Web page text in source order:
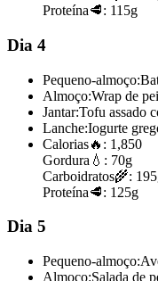
Proteína🥩: 115g
Dia 4
Pequeno-almoço:
Almoço:Wrap de
Jantar:Tofu assado
Lanche:Iogurte
Calorias🔥: 1,850
Gordura 💧: 70g
Carboidratos🌾:
Proteína🥩: 125g
Dia 5
Pequeno-almoço:
Almoço:Salada de